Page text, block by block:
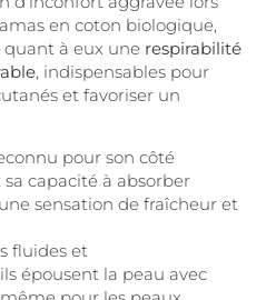
en coton biologique,
à eux une respirabilité
, indispensables pour
et favoriser un
pour son côté
capacité à absorber
sensation de fraîcheur et
fluides et
épousent la peau avec